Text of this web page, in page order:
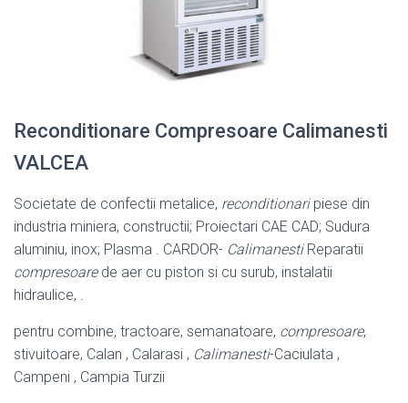
Reconditionare Compresoare Calimanesti
VALCEA
Societate de confectii metalice, reconditionaripiese din
industria miniera, constructii; Proiectari CAE CAD; Sudura
aluminiu, inox; Plasma . CARDOR- CalimanestiReparatii
compresoarede aer cu piston si cu surub, instalatii
hidraulice, .
pentru combine, tractoare, semanatoare, compresoare,
stivuitoare, Calan , Calarasi , Calimanesti-Caciulata ,
Campeni , Campia Turzii